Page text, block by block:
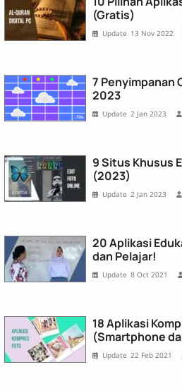
(Gratis)
13 Nov 2022
7 Penyimpanan
2023
2 Jan 2023
9 Situs Khusus
(2023)
2 Jan 2023
20 Aplikasi
dan Pelajar!
8 Oct 2021
18 Aplikasi
(Smartphone
22 Feb 2021